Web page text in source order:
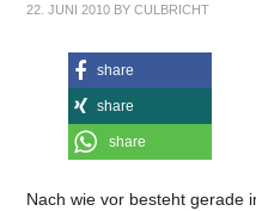
22. JUNI 2010 BYCULBRICHT
share
share
share
Nach wie vor besteht gerade